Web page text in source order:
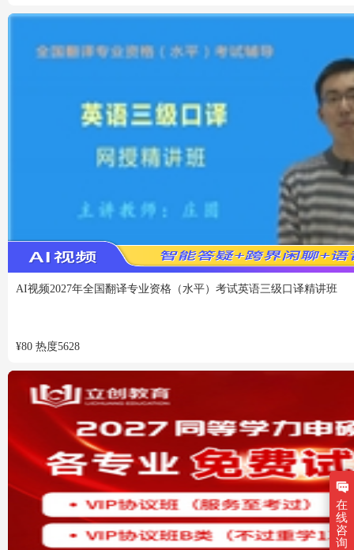
免费
AI视频2027年全国翻译专业资格（水平）考试英语三级口译精讲班
¥80 热度5628
在
线
咨
询